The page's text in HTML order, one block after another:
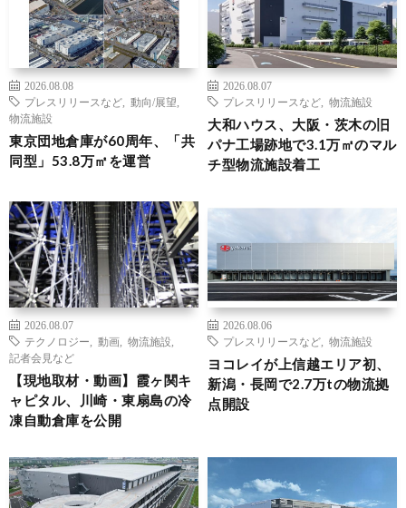
2026.08.08
プレスリリースなど
動向/展望
物流施設
東京団地倉庫が60周年、「共
同型」53.8万㎡を運営
2026.08.07
プレスリリースなど
物流施設
大和ハウス、大阪・茨木の旧
パナ工場跡地で3.1万㎡のマル
チ型物流施設着工
2026.08.07
テクノロジー
動画 物流施設
記者会見など
【現地取材・動画】霞ヶ関キ
ャピタル、川崎・東扇島の冷
凍自動倉庫を公開
2026.08.06
プレスリリースなど
物流施設
ヨコレイが上信越エリア初、
新潟・長岡で2.7万tの物流拠
点開設